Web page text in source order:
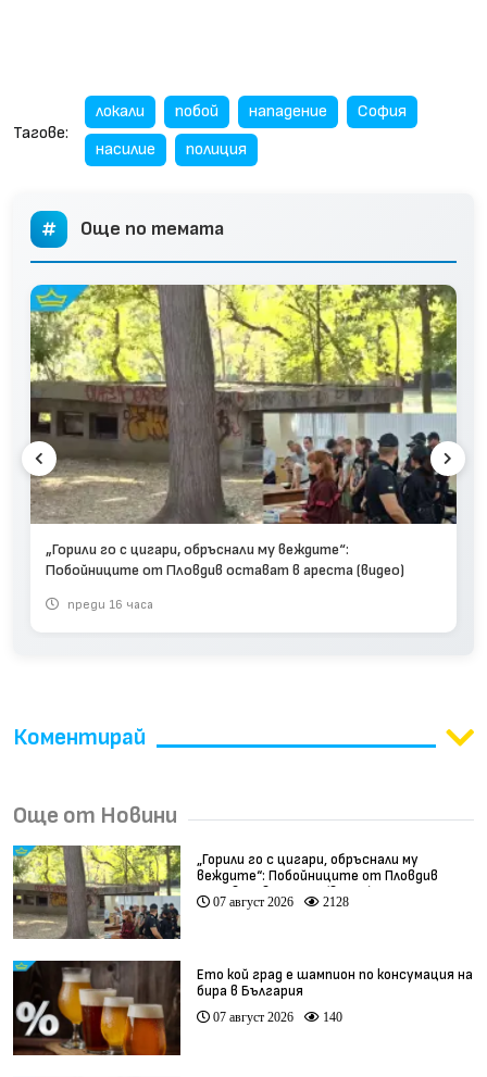
Тагове:
локали побой нападение
София
насилие
полиция
Още по темата
„Горили го с цигари, обръснали му веждите“:
Побойниците от Пловдив остават в ареста (видео)
преди 16 часа
Коментирай
Още от Новини
„Горили го с цигари, обръснали му
веждите“: Побойниците от Пловдив
остават в ареста (видео)
07 август 2026 2128
Ето кой град е шампион по консумация на
бира в България
07 август 2026 140